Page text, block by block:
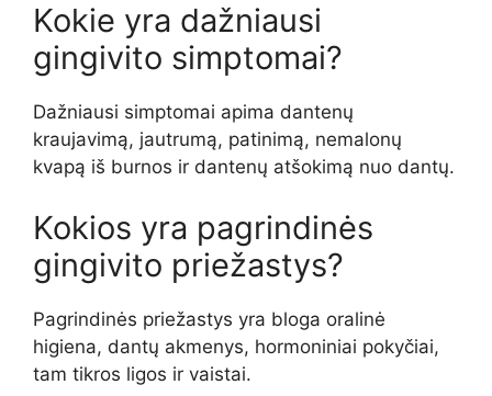
Kokie yra dažniausi
gingivito simptomai?
Dažniausi simptomai apima dantenų
kraujavimą, jautrumą, patinimą, nemalonų
kvapą iš burnos ir dantenų atšokimą nuo dantų.
Kokios yra pagrindinės
gingivito priežastys?
Pagrindinės priežastys yra bloga oralinė
higiena, dantų akmenys, hormoniniai pokyčiai,
tam tikros ligos ir vaistai.